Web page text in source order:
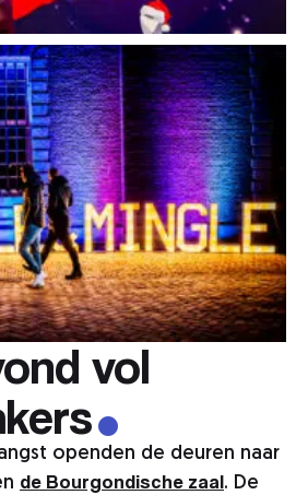
vol
.
openden de deuren naar
de Bourgondische zaal. De